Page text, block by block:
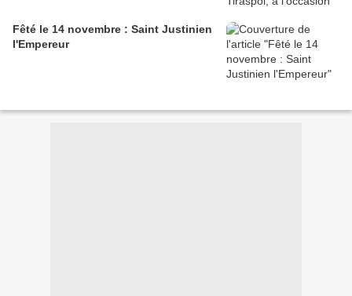
Fêté le 14 novembre : Saint Justinien
l'Empereur